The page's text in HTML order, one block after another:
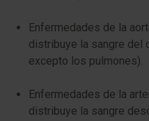
Enfermedades de la
distribuye la sangre del
excepto los pulmones).
Enfermedades de la
distribuye la sangre